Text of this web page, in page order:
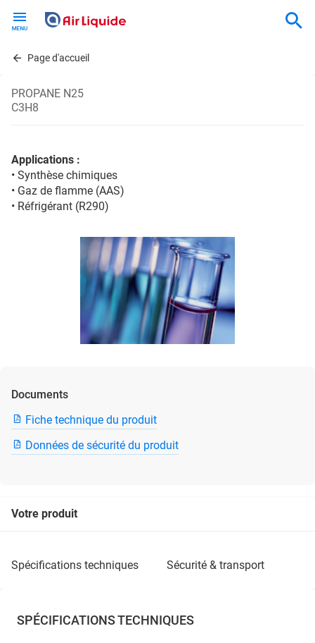
contentPage d'accueil
PROPANE N25
C3H8
Applications :
• Synthèse chimiques
• Gaz de flamme (AAS)
• Réfrigérant (R290)
Documents
Fiche technique du produit
Données de sécurité du produit
Votre produit
spécifications techniques sécurité & transport
SPÉCIFICATIONS TECHNIQUES